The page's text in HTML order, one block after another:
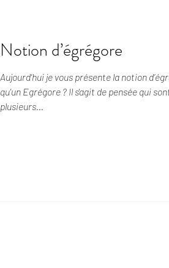
Notion d’égrégore
Aujourd'hui je vous présente la notion
qu'un Egrégore ? Il s'agit de pensée qui sont envoyés par
plusieurs...